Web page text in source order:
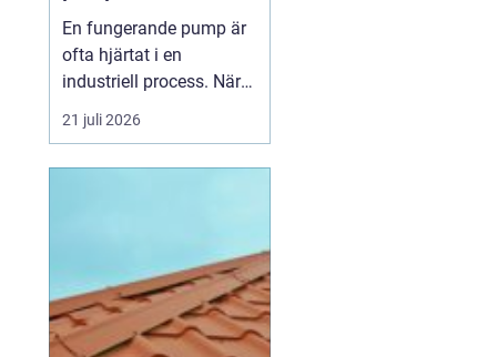
En fungerande pump är
ofta hjärtat i en
industriell process. När
pumpen stannar, stannar
produktionen. Därför
21 juli 2026